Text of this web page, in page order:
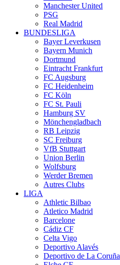
Manchester United
PSG
Real Madrid
BUNDESLIGA
Bayer Leverkusen
Bayern Munich
Dortmund
Eintracht Frankfurt
FC Augsburg
FC Heidenheim
FC Köln
FC St. Pauli
Hamburg SV
Mönchengladbach
RB Leipzig
SC Freiburg
VfB Stuttgart
Union Berlin
Wolfsburg
Werder Bremen
Autres Clubs
LIGA
Athletic Bilbao
Atletico Madrid
Barcelone
Cádiz CF
Celta Vigo
Deportivo Alavés
Deportivo de La Coruña